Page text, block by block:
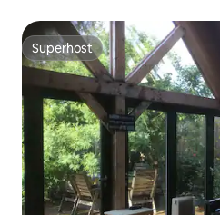
Superhost
Superhost